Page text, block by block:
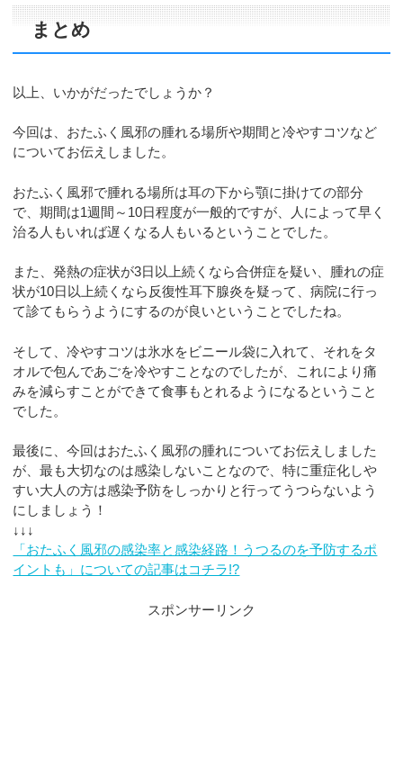
まとめ
以上、いかがだったでしょうか？
今回は、おたふく風邪の腫れる場所や期間と冷やすコツなど
についてお伝えしました。
おたふく風邪で腫れる場所は耳の下から顎に掛けての部分
で、期間は1週間～10日程度が一般的ですが、人によって早く
治る人もいれば遅くなる人もいるということでした。
また、発熱の症状が3日以上続くなら合併症を疑い、腫れの症
状が10日以上続くなら反復性耳下腺炎を疑って、病院に行っ
て診てもらうようにするのが良いということでしたね。
そして、冷やすコツは氷水をビニール袋に入れて、それをタ
オルで包んであごを冷やすことなのでしたが、これにより痛
みを減らすことができて食事もとれるようになるということ
でした。
最後に、今回はおたふく風邪の腫れについてお伝えしました
が、最も大切なのは感染しないことなので、特に重症化しや
すい大人の方は感染予防をしっかりと行ってうつらないよう
にしましょう！
↓↓↓
「おたふく風邪の感染率と感染経路！うつるのを予防するポ
イントも」についての記事はコチラ!?
スポンサーリンク